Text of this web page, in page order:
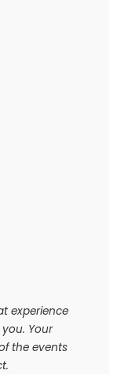
experience
Your
the events